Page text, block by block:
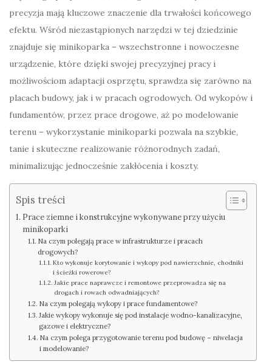
precyzja mają kluczowe znaczenie dla trwałości końcowego
efektu. Wśród niezastąpionych narzędzi w tej dziedzinie
znajduje się minikoparka – wszechstronne i nowoczesne
urządzenie, które dzięki swojej precyzyjnej pracy i
możliwościom adaptacji osprzętu, sprawdza się zarówno na
placach budowy, jak i w pracach ogrodowych. Od wykopów i
fundamentów, przez prace drogowe, aż po modelowanie
terenu – wykorzystanie minikoparki pozwala na szybkie,
tanie i skuteczne realizowanie różnorodnych zadań,
minimalizując jednocześnie zakłócenia i koszty.
Spis treści
Prace ziemne i konstrukcyjne wykonywane przy użyciu
minikoparki
Na czym polegają prace w infrastrukturze i pracach
drogowych?
Kto wykonuje korytowanie i wykopy pod nawierzchnie, chodniki
i ścieżki rowerowe?
Jakie prace naprawcze i remontowe przeprowadza się na
drogach i rowach odwadniających?
Na czym polegają wykopy i prace fundamentowe?
Jakie wykopy wykonuje się pod instalacje wodno-kanalizacyjne,
gazowe i elektryczne?
Na czym polega przygotowanie terenu pod budowę – niwelacja
i modelowanie?